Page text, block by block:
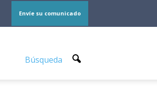
Envíe su comunicado
Búsqueda